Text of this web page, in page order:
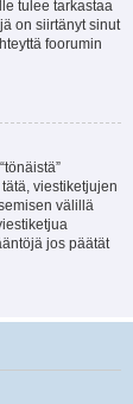
tulee tarkastaa
on siirtänyt sinut
foorumin
viestiketjujen
välillä
jos päätät